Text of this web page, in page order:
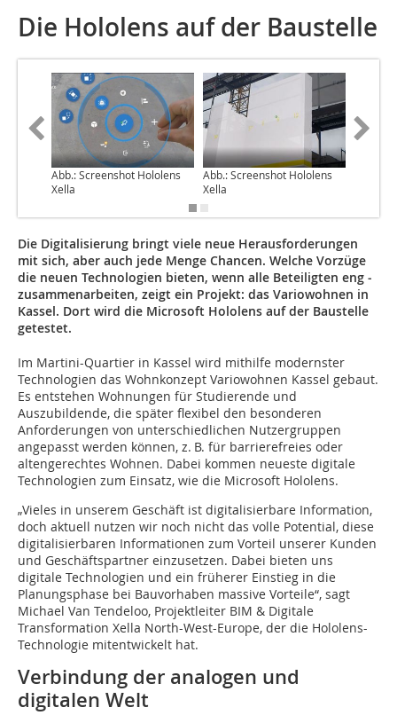
Die Hololens auf der Baustelle
Abb.: Screenshot Hololens
Xella
Abb.: Screenshot Hololens
Xella
Die Digitalisierung bringt viele neue Herausforderungen
mit sich, aber auch jede Menge Chancen. Welche Vorzüge
die neuen Technologien bieten, wenn alle Beteiligten eng ­
zusammenarbeiten, zeigt ein Projekt: das Variowohnen in
Kassel. Dort wird die Microsoft Hololens auf der Baustelle
getestet.
Im Martini-Quartier in Kassel wird mithilfe modernster
Technologien das Wohnkonzept Variowohnen Kassel gebaut.
Es entstehen Wohnungen für Studierende und
Auszubildende, die später flexibel den besonderen
Anforderungen von unterschiedlichen Nutzer­gruppen
angepasst werden können, z. B. für barrierefreies oder
altengerechtes Wohnen. Dabei kommen neueste digitale
Technologien zum Einsatz, wie die Microsoft Hololens.
„Vieles in unserem Geschäft ist digitalisierbare Information,
doch aktuell nutzen wir noch nicht das volle Potential, diese
digitalisierbaren Informa­tionen zum Vorteil unserer Kunden
und Geschäftspartner einzusetzen. Dabei bieten uns
digitale Technologien und ein früherer Einstieg in die
Planungsphase bei Bau­vorhaben massive Vorteile“, sagt
Michael Van Tendeloo, Projektleiter BIM & Digitale
Transformation Xella North-West-Europe, der die Hololens-
Technologie mitentwickelt hat.
Verbindung der analogen und
digitalen Welt